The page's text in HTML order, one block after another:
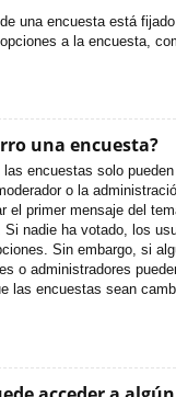
una encuesta está
a la encuesta,
una encuesta?
encuestas solo
o la
el primer mensaje del
nadie ha votado, los
Sin embargo, si
o administradores
las encuestas sean